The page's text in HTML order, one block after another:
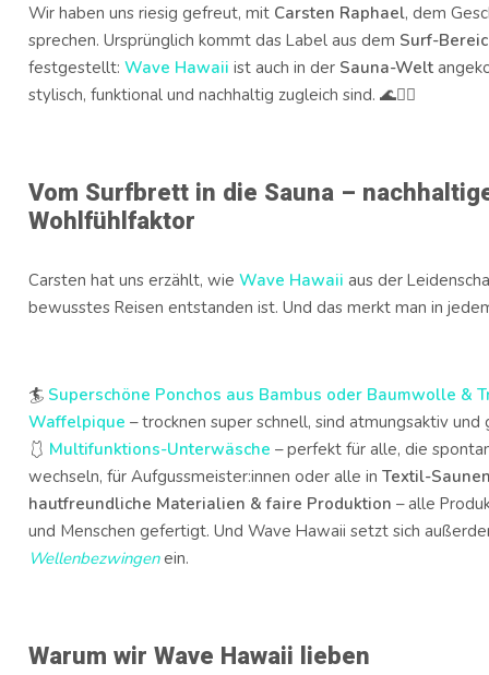
Wir haben uns riesig gefreut, mit Carsten Raphael, dem
sprechen. Ursprünglich kommt das Label aus dem Surf-
festgestellt: Wave Hawaii ist auch in der Sauna-Welt
stylisch, funktional und nachhaltig zugleich sind. 🌊🧖‍♀️
Vom Surfbrett in die Sauna –
Wohlfühlfaktor
Carsten hat uns erzählt, wie Wave Hawaii aus der
bewusstes Reisen entstanden ist. Und das merkt man in
🏄 Superschöne Ponchos aus Bambus oder Baumwolle &
Waffelpique – trocknen super schnell, sind atmungsaktiv
🩱 Multifunktions-Unterwäsche – perfekt für alle, die
wechseln, für Aufgussmeister:innen oder alle in Textil-
hautfreundliche Materialien & faire Produktion – alle
und Menschen gefertigt. Und Wave Hawaii setzt sich
Wellenbezwingenein.
Warum wir Wave Hawaii lieben